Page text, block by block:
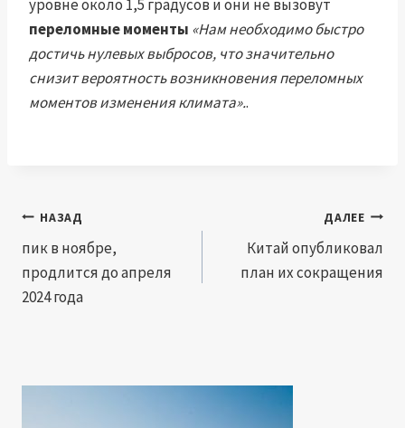
уровне около 1,5 градусов и они не вызовут
переломные моменты «Нам необходимо быстро
достичь нулевых выбросов, что значительно
снизит вероятность возникновения переломных
моментов изменения климата»..
Навигация
по
записям
НАЗАД
пик в ноябре,
продлится до апреля
2024 года
ДАЛЕЕ
Китай опубликовал
план их сокращения